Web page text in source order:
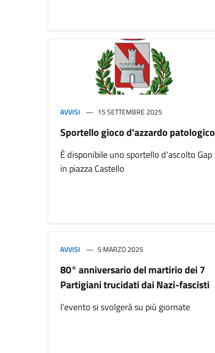
AVVISI 15 SETTEMBRE 2025
Sportello gioco d'azzardo patologico
È disponibile uno sportello d'ascolto Gap
in piazza Castello
AVVISI 5 MARZO 2025
80° anniversario del martirio dei 7
Partigiani trucidati dai Nazi-fascisti
l'evento si svolgerà su più giornate